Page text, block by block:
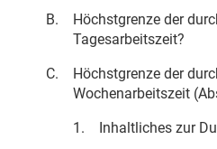
B.
Höchstgrenze der
Tagesarbeitszeit?
C.
Höchstgrenze der
Wochenarbeitszeit
1.
Inhaltliches zur